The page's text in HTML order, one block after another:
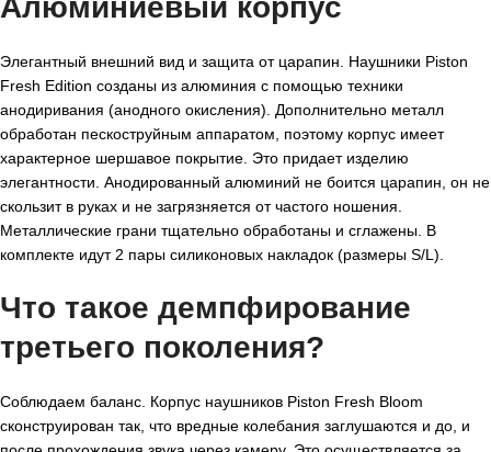
Алюминиевый корпус
Элегантный внешний вид и защита от царапин. Наушники Piston
Fresh Edition созданы из алюминия с помощью техники
анодиривания (анодного окисления). Дополнительно металл
обработан пескоструйным аппаратом, поэтому корпус имеет
характерное шершавое покрытие. Это придает изделию
элегантности. Анодированный алюминий не боится царапин, он не
скользит в руках и не загрязняется от частого ношения.
Металлические грани тщательно обработаны и сглажены. В
комплекте идут 2 пары силиконовых накладок (размеры S/L).
Что такое демпфирование
третьего поколения?
Соблюдаем баланс. Корпус наушников Piston Fresh Bloom
сконструирован так, что вредные колебания заглушаются и до, и